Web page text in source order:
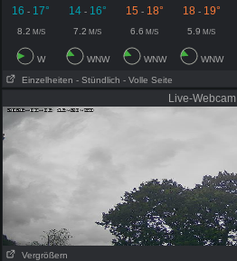
16 - 17° 14- 16° 15 - 18° 18- 19°
8.2 M/S 7.2 M/S 6.6 M/S 5.9 M/S
W WNW WNW WNW
Einzelheiten - Stündlich - Volle Seite
Live-Webcam
Vergrößern